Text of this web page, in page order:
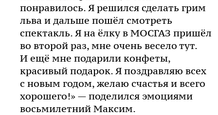
понравилось. Я решился сделать грим
льва и дальше пошёл смотреть
спектакль. Я на ёлку в МОСГАЗ пришёл
во второй раз, мне очень весело тут.
И ещё мне подарили конфеты,
красивый подарок. Я поздравляю всех
с новым годом, желаю счастья и всего
хорошего!» — поделился эмоциями
восьмилетний Максим.